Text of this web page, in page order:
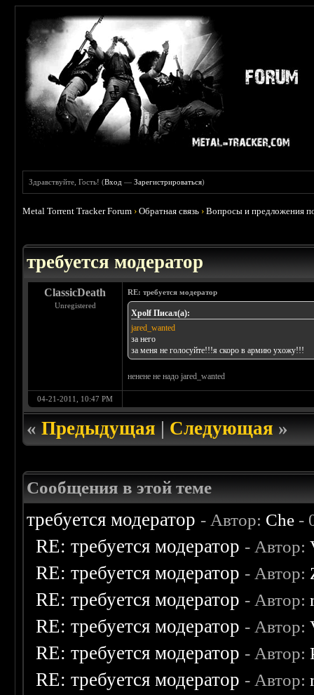
Здравствуйте, Гость! (Вход —Зарегистрироваться)
Metal Torrent Tracker Forum ›Обратная связь ›Вопросы и предложения
требуется модератор
ClassicDeath
Unregistered
RE: требуется модератор
Xpolf Писал(а):
jared_wanted
за него
за меня не голосуйте!!!я скоро в армию ухожу!!!
ненене не надо jared_wanted
04-21-2011, 10:47 PM
«Предыдущая|Следующая»
Сообщения в этой теме
требуется модератор - Автор: Che -
RE: требуется модератор - Автор:
RE: требуется модератор - Автор:
RE: требуется модератор - Автор:
RE: требуется модератор - Автор:
RE: требуется модератор - Автор:
RE: требуется модератор - Автор: